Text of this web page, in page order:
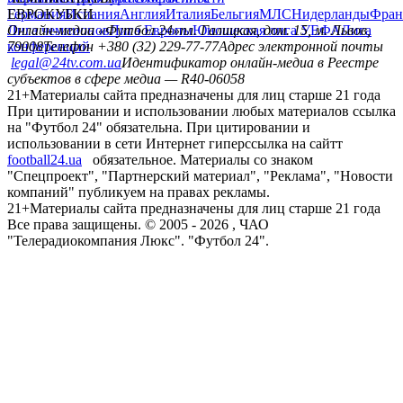
ГерманияИспанияАнглияИталияБельгияМЛСНидерланды
ЕВРОКУБКИ
Лига чемпионовЛига ЕвропыЮношеская лига УЕФАЛига
конференций
Онлайн-медиа «Футбол 24»пл. Галицкая, дом. 15, м. Львов,
79008Телефон +380 (32) 229-77-77Адрес электронной почты
legal@24tv.com.uaИдентификатор онлайн-медиа в Реестре
субъектов в сфере медиа — R40-06058
21+Материалы сайта предназначены для лиц старше 21 года
При цитировании и использовании любых материалов ссылка
на "Футбол 24" обязательна. При цитировании и
использовании в сети Интернет гиперссылка на сайтт
football24.ua
обязательное. Материалы со знаком
"Спецпроект", "Партнерский материал", "Реклама", "Новости
компаний" публикуем на правах рекламы.
21+Материалы сайта предназначены для лиц старше 21 года
Все права защищены. © 2005 - 2026 , ЧАО
"Телерадиокомпания Люкс". "Футбол 24".